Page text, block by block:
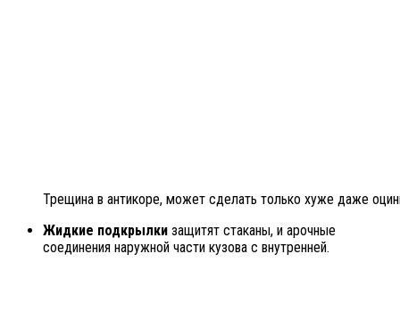
Трещина в антикоре, может сделать только хуже даже
Жидкие подкрылки защитят стаканы, и арочные
соединения наружной части кузова с внутренней.